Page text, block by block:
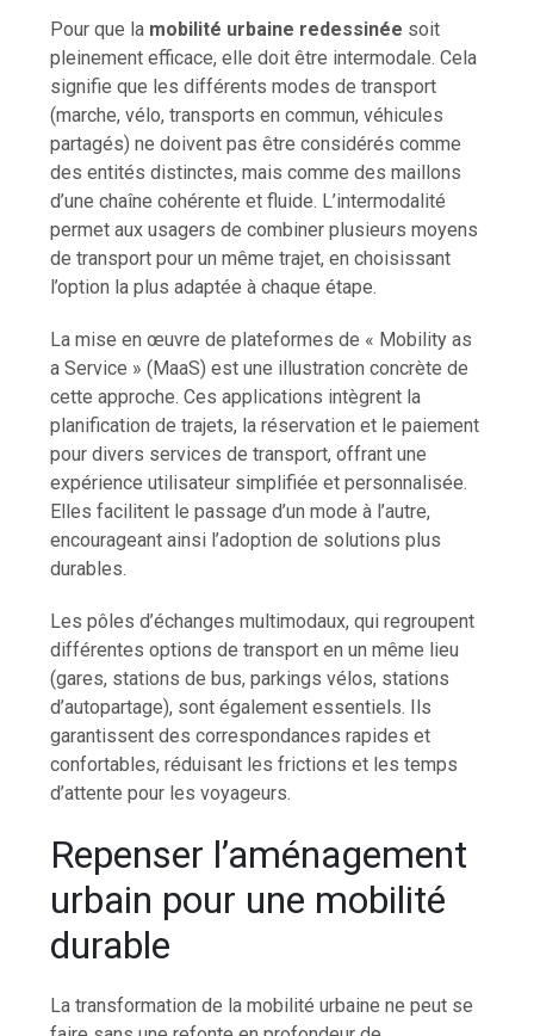
Pour que la mobilité urbaine redessinée soit
pleinement efficace, elle doit être intermodale. Cela
signifie que les différents modes de transport
(marche, vélo, transports en commun, véhicules
partagés) ne doivent pas être considérés comme
des entités distinctes, mais comme des maillons
d’une chaîne cohérente et fluide. L’intermodalité
permet aux usagers de combiner plusieurs moyens
de transport pour un même trajet, en choisissant
l’option la plus adaptée à chaque étape.
La mise en œuvre de plateformes de « Mobility as
a Service » (MaaS) est une illustration concrète de
cette approche. Ces applications intègrent la
planification de trajets, la réservation et le paiement
pour divers services de transport, offrant une
expérience utilisateur simplifiée et personnalisée.
Elles facilitent le passage d’un mode à l’autre,
encourageant ainsi l’adoption de solutions plus
durables.
Les pôles d’échanges multimodaux, qui regroupent
différentes options de transport en un même lieu
(gares, stations de bus, parkings vélos, stations
d’autopartage), sont également essentiels. Ils
garantissent des correspondances rapides et
confortables, réduisant les frictions et les temps
d’attente pour les voyageurs.
Repenser l’aménagement
urbain pour une mobilité
durable
La transformation de la mobilité urbaine ne peut se